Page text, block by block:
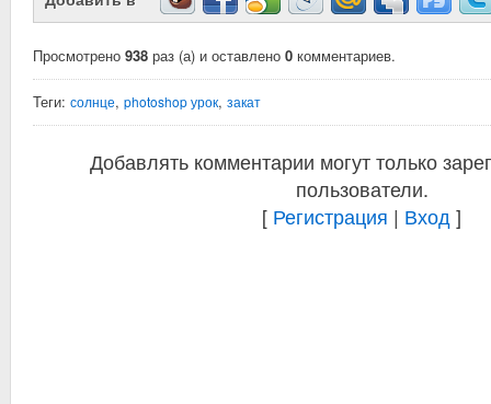
Просмотрено 938 раз (а) и оставлено 0 комментариев.
Теги: солнце, photoshop урок, закат
Добавлять комментарии могут только
пользователи.
[ Регистрация | Вход ]